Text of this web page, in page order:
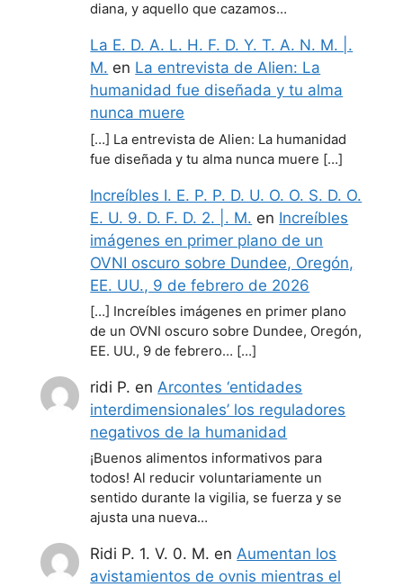
diana, y aquello que cazamos…
La E. D. A. L. H. F. D. Y. T. A. N. M. |.
M. en La entrevista de Alien: La
humanidad fue diseñada y tu alma
nunca muere
[…] La entrevista de Alien: La humanidad
fue diseñada y tu alma nunca muere […]
Increíbles I. E. P. P. D. U. O. O. S. D. O.
E. U. 9. D. F. D. 2. |. M. en Increíbles
imágenes en primer plano de un
OVNI oscuro sobre Dundee, Oregón,
EE. UU., 9 de febrero de 2026
[…] Increíbles imágenes en primer plano
de un OVNI oscuro sobre Dundee, Oregón,
EE. UU., 9 de febrero… […]
ridi P. enArcontes ‘entidades
interdimensionales’ los reguladores
negativos de la humanidad
¡Buenos alimentos informativos para
todos! Al reducir voluntariamente un
sentido durante la vigilia, se fuerza y se
ajusta una nueva…
Ridi P. 1. V. 0. M. enAumentan los
avistamientos de ovnis mientras el